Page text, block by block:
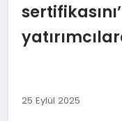
SAĞLIK
SPOR
25 Eylül 2025